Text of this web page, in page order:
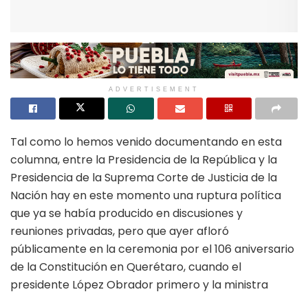
ADVERTISEMENT
Tal como lo hemos venido documentando en esta
columna, entre la Presidencia de la República y la
Presidencia de la Suprema Corte de Justicia de la
Nación hay en este momento una ruptura política
que ya se había producido en discusiones y
reuniones privadas, pero que ayer afloró
públicamente en la ceremonia por el 106 aniversario
de la Constitución en Querétaro, cuando el
presidente López Obrador primero y la ministra